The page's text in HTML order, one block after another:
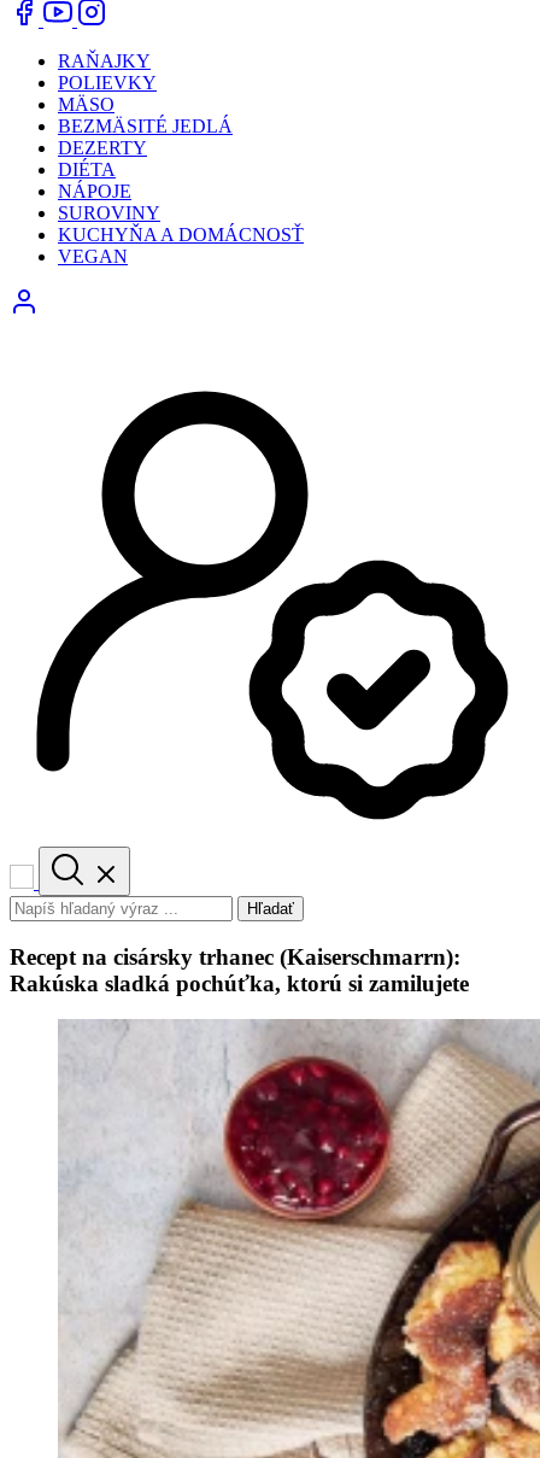
RAŇAJKY
POLIEVKY
MÄSO
BEZMÄSITÉ JEDLÁ
DEZERTY
DIÉTA
NÁPOJE
SUROVINY
KUCHYŇA A DOMÁCNOSŤ
VEGAN
Hľadať
Recept na cisársky trhanec (Kaiserschmarrn):
Rakúska sladká pochúťka, ktorú si zamilujete